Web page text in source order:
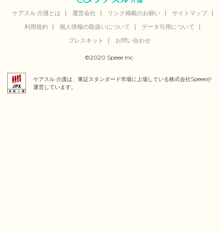
ケアスル 介護とは 運営会社 リンク掲載のお願い
サイトマップ
利用規約
個人情報の取扱いについて
データ引用について
プレスキット
お問い合わせ
©2020 Speee Inc.
ケアスル 介護は、東証スタンダード市場に上場している株式会社Speeeが
運営しています。